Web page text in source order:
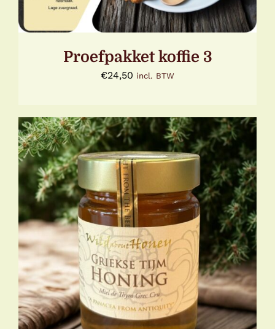
Proefpakket koffie 3
€24,50 incl. BTW
TOEVOEGEN AAN WINKELWAGEN
/
DETAILS